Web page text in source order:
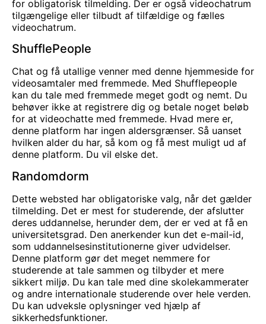
for obligatorisk tilmelding. Der er også videochatrum
tilgængelige eller tilbudt af tilfældige og fælles
videochatrum.
ShufflePeople
Chat og få utallige venner med denne hjemmeside for
videosamtaler med fremmede. Med Shufflepeople
kan du tale med fremmede meget godt og nemt. Du
behøver ikke at registrere dig og betale noget beløb
for at videochatte med fremmede. Hvad mere er,
denne platform har ingen aldersgrænser. Så uanset
hvilken alder du har, så kom og få mest muligt ud af
denne platform. Du vil elske det.
Randomdorm
Dette websted har obligatoriske valg, når det gælder
tilmelding. Det er mest for studerende, der afslutter
deres uddannelse, herunder dem, der er ved at få en
universitetsgrad. Den anerkender kun det e-mail-id,
som uddannelsesinstitutionerne giver udvidelser.
Denne platform gør det meget nemmere for
studerende at tale sammen og tilbyder et mere
sikkert miljø. Du kan tale med dine skolekammerater
og andre internationale studerende over hele verden.
Du kan udveksle oplysninger ved hjælp af
sikkerhedsfunktioner.